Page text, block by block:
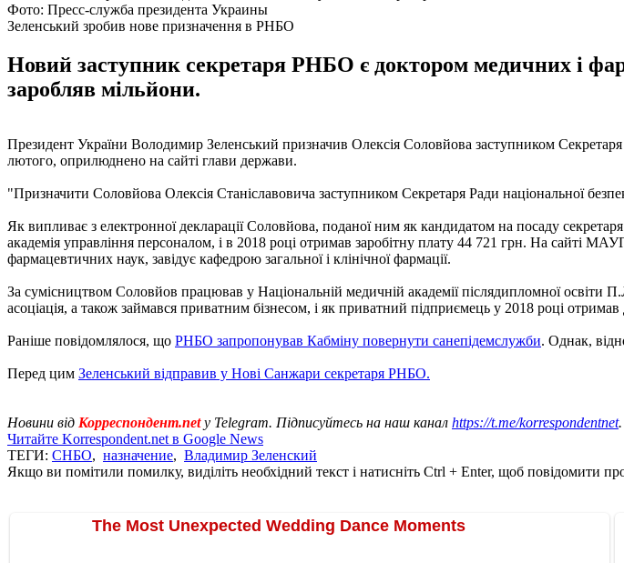
Фото: Пресс-служба президента Украины
Зеленський зробив нове призначення в РНБО
Новий заступник секретаря РНБО є доктором медичних і
заробляв мільйони.
Президент України Володимир Зеленський призначив Олексія Соловйова заступником
лютого, оприлюднено на сайті глави держави.
"Призначити Соловйова Олексія Станіславовича заступником Секретаря Ради національної
Як випливає з електронної декларації Соловйова, поданої ним як кандидатом на посаду
академія управління персоналом, і в 2018 році отримав заробітну плату 44 721 грн. На сайті
фармацевтичних наук, завідує кафедрою загальної і клінічної фармації.
За сумісництвом Соловйов працював у Національній медичній академії післядипломної
асоціація, а також займався приватним бізнесом, і як приватний підприємець у 2018 році отримав
Раніше повідомлялося, що РНБО запропонував Кабміну повернути санепідемслужби. Однак,
Перед цим Зеленський відправив у Нові Санжари секретаря РНБО.
Новини від Корреспондент.net у Telegram. Підписуйтесь на наш канал https://t.me/korrespondentnet.
Читайте Korrespondent.net в Google News
ТЕГИ: СНБО, назначение, Владимир Зеленский
Якщо ви помітили помилку, виділіть необхідний текст і натисніть Ctrl + Enter, щоб повідомити